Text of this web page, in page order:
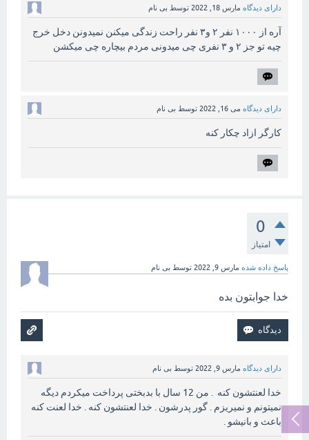
دارای دیدگاه مارس 18, 2022 توسط بی نام
آره از ۱۰۰۰ نفر ۲ و۳ نفر راحت زندگی میکنن نمیدونن دخل خرج
چیه تو جز ۲ و ۳ نفری چی میدونی مردم بیچاره چی میکشن
دارای دیدگاه می 16, 2022 توسط بی نام
کارگر ازاد چکار کنه
0
امتیاز
پاسخ داده شده مارس 9, 2022 توسط بی نام
خدا جوابتون بده
دارای دیدگاه مارس 9, 2022 توسط بی نام
خدا لعنتشون کنه . من 12 سال با بدبختی پرداخت میکردم دیگه
نمیتونم و نمیریزم . گور پدرشون . خدا لعنتشون کنه . خدا لعنت کنه
باعث و بانیشو .